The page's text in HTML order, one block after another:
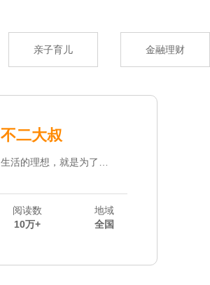
亲子育儿 金融理财
不二大叔
阅读数
10万+
地域
全国